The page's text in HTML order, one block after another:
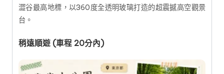
澀谷最高地標，以360度全透明玻璃打造的超震撼高空觀景
台。
稍遠順遊 (車程 20分內)